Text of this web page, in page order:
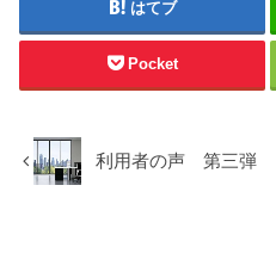
はてブ
Pocket
利用者の声 第三弾